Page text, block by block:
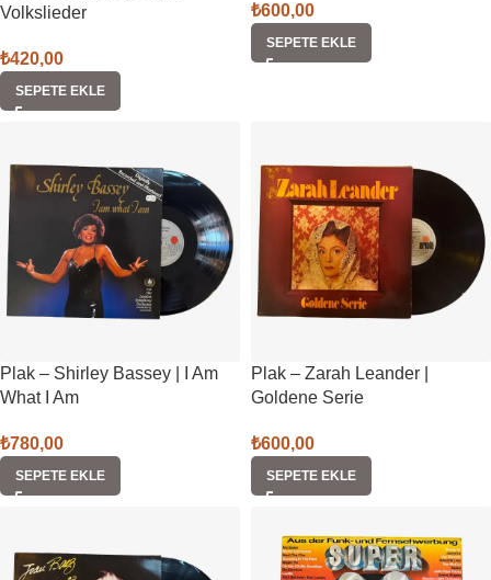
Volkslieder
₺420,00
SEPETE EKLE
₺600,00
SEPETE EKLE
Plak – Shirley Bassey | I Am
What I Am
₺780,00
SEPETE EKLE
Plak – Zarah Leander |
Goldene Serie
₺600,00
SEPETE EKLE